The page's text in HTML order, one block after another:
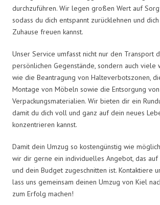
durchzuführen. Wir legen großen Wert auf
sodass du dich entspannt zurücklehnen und
Zuhause freuen kannst.
Unser Service umfasst nicht nur den Transport
persönlichen Gegenstände, sondern auch viele
wie die Beantragung von Halteverbotszonen,
Montage von Möbeln sowie die Entsorgung von
Verpackungsmaterialien. Wir bieten dir ein
damit du dich voll und ganz auf dein neues
konzentrieren kannst.
Damit dein Umzug so kostengünstig wie
wir dir gerne ein individuelles Angebot, das auf
und dein Budget zugeschnitten ist. Kontaktiere
lass uns gemeinsam deinen Umzug von Kiel
zum Erfolg machen!